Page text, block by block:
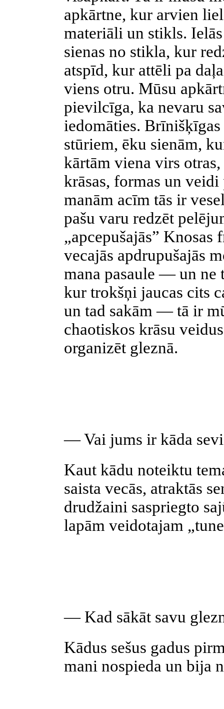
apkārtne, kur arvien
materiāli un stikls.
sienas no stikla, kur
atspīd, kur attēli pa
viens otru. Mūsu
pievilcīga, ka nevaru
iedomāties. Brīnišķīgas
stūriem, ēku sienām,
kārtām viena virs
krāsas, formas un
manām acīm tās ir
pašu varu redzēt
„apcepušajās” Knosas
vecajās apdrupušajās
mana pasaule — un ne
kur trokšņi jaucas cits
un tad sakām — tā ir
chaotiskos krāsu
organizēt gleznā.
— Vai jums ir kāda
Kaut kādu noteiktu
saista vecās, atraktās
drudžaini saspriegto
lapām veidotajam
— Kad sākāt savu
Kādus sešus gadus
mani nospieda un bija